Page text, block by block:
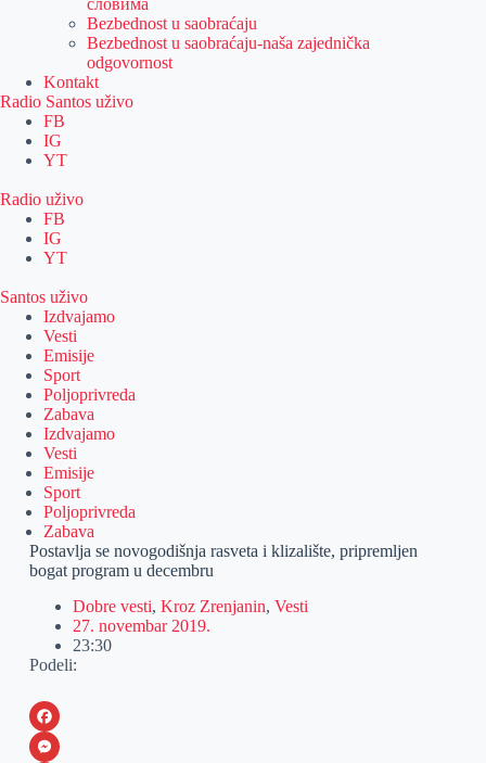
словима
Bezbednost u saobraćaju
Bezbednost u saobraćaju-naša zajednička
odgovornost
Kontakt
Radio Santos uživo
FB
IG
YT
Radio uživo
FB
IG
YT
Santos uživo
Izdvajamo
Vesti
Emisije
Sport
Poljoprivreda
Zabava
Izdvajamo
Vesti
Emisije
Sport
Poljoprivreda
Zabava
Postavlja se novogodišnja rasveta i klizalište, pripremljen
bogat program u decembru
Dobre vesti, Kroz Zrenjanin, Vesti
27. novembar 2019.
23:30
Podeli:
F